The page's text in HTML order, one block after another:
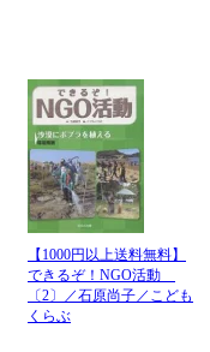
【1000円以上送料無料】
できるぞ！NGO活動
〔2〕／石原尚子／こども
くらぶ